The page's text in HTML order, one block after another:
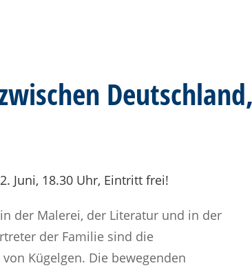
Juni, 18.30 Uhr, Eintritt frei!
der Malerei, der Literatur und in der
der Familie sind die
Kügelgen. Die bewegenden